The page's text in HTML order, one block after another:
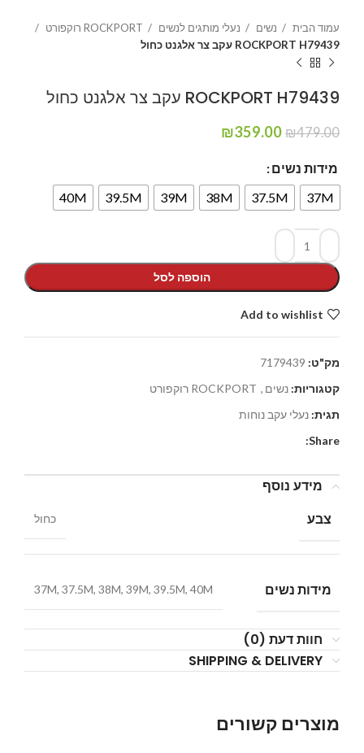
עמוד הבית נשים נעלי מותגים לנשים
ROCKPORT רוקפורט
ROCKPORT H79439 עקב צר אלגנט כחול
ROCKPORT H79439 עקב צר אלגנט כחול
₪479.00
₪359.00
מידות נשים
37M
37.5M
38M
39M
39.5M
40M
הוספה לסל
Add to wishlist
מק"ט: 7179439
קטגוריות: נשים , ROCKPORT רוקפורט
תגית: נעלי עקב נוחות
Share:
מידע נוסף
צבע כחול
מידות נשים 37M, 37.5M, 38M, 39M, 39.5M, 40M
חוות דעת (0)
SHIPPING & DELIVERY
מוצרים קשורים